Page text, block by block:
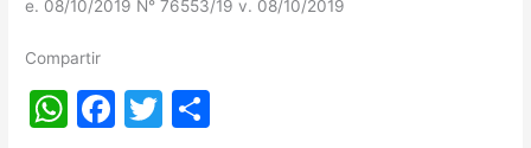
e. 08/10/2019 N° 76553/19 v. 08/10/2019
Compartir
W F
T